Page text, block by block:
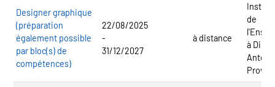
Designer graphique
(préparation
également possible
par bloc(s) de
compétences)
22/08/2025
-
31/12/2027
à distance
de
à